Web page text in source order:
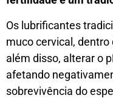
Os lubrificantes
muco cervical,
além disso, alterar o
afetando
sobrevivência do